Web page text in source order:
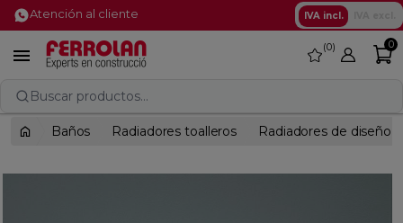
Atención al cliente IVA incl.
 favorite
0 0
Buscar productos...
Baños Radiadores toalleros Radiadores de diseño